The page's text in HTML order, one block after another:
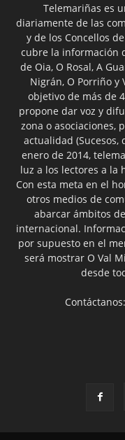
Telemariñas es
diariamente de las
y de los Concellos
cubre la información
de Oia, O Rosal, A
Nigrán, O Porriño y
objetivo de más de
propone dar voz y
zona o asociaciones,
actualidad (Sucesos,
enero de 2014,
luz a los lectores a la
Con esta meta en el
otros medios de
abarcar ámbitos
internacional.
por supuesto en el
será mostrar O Val
desde
Contáctanos: